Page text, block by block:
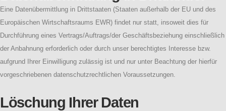
Eine Datenübermittlung in Drittstaaten (Staaten außerhalb der EU und des
Europäischen Wirtschaftsraums EWR) findet nur statt, insoweit dies für
Durchführung eines Vertrags/Auftrags/der Geschäftsbeziehung einschließlich
der Anbahnung erforderlich oder durch unser berechtigtes Interesse bzw.
aufgrund Ihrer Einwilligung zulässig ist und nur unter Beachtung der hierfür
vorgeschriebenen datenschutzrechtlichen Voraussetzungen.
Löschung Ihrer Daten